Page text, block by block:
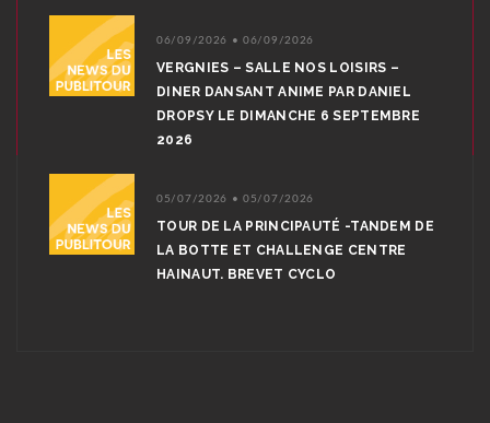
06/09/2026 • 06/09/2026
VERGNIES – SALLE NOS LOISIRS –
DINER DANSANT ANIME PAR DANIEL
DROPSY LE DIMANCHE 6 SEPTEMBRE
2026
05/07/2026 • 05/07/2026
TOUR DE LA PRINCIPAUTÉ -TANDEM DE
LA BOTTE ET CHALLENGE CENTRE
HAINAUT. BREVET CYCLO